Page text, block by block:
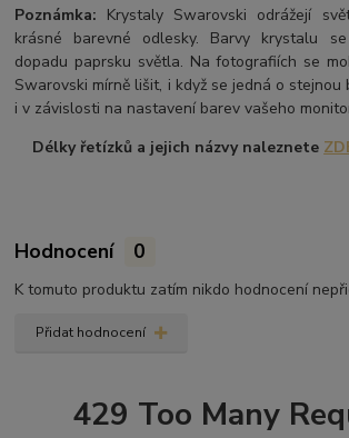
Poznámka: Krystaly Swarovski odrážejí
krásné barevné odlesky. Barvy krystalu
dopadu paprsku světla. Na fotografiích se
Swarovski mírně lišit, i když se jedná o
i v závislosti na nastavení barev vašeho
Délky řetízků a jejich názvy naleznete
Hodnocení 0
K tomuto produktu zatím nikdo hodnocení
Přidat hodnocení
429 Too Many